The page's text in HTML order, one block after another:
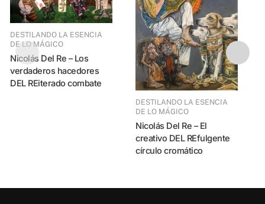
DESTILANDO LA ESENCIA
DE LO MÁGICO
Nicolás Del Re – Los
verdaderos hacedores
DEL REiterado combate
DESTILANDO LA ESENCIA
DE LO MÁGICO
Nicolás Del Re – El
creativo DEL REfulgente
círculo cromático